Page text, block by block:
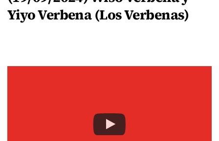
Yiyo Verbena (Los Verbenas)